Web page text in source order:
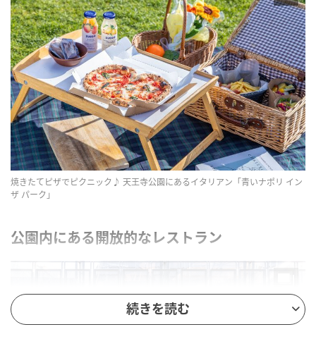
焼きたてピザでピクニック♪ 天王寺公園にあるイタリアン「青いナポリ イン
ザ パーク」
公園内にある開放的なレストラン
続きを読む